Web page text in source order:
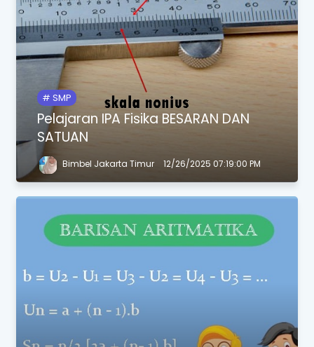
SMP
Pelajaran IPA Fisika BESARAN DAN
SATUAN
Bimbel Jakarta Timur 12/26/2025 07:19:00 PM